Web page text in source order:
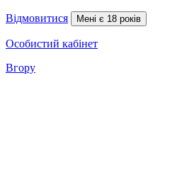
Відмовитися Мені є 18 років
Особистий кабінет
Вгору